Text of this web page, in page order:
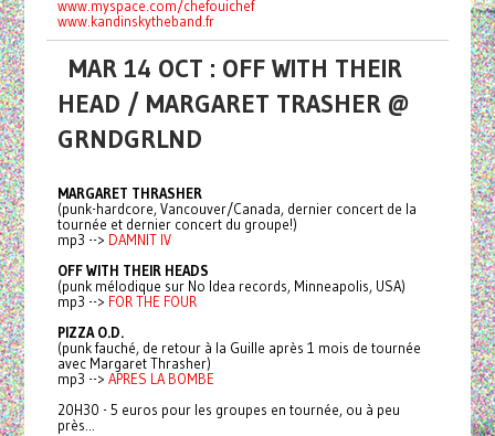
www.myspace.com/chefouichef
www.kandinskytheband.fr
MAR 14 OCT : OFF WITH THEIR
HEAD / MARGARET TRASHER @
GRNDGRLND
MARGARET THRASHER
(punk-hardcore, Vancouver/Canada, dernier concert de la
tournée et dernier concert du groupe!)
mp3 --> DAMNIT IV
OFF WITH THEIR HEADS
(punk mélodique sur No Idea records, Minneapolis, USA)
mp3 --> FOR THE FOUR
PIZZA O.D.
(punk fauché, de retour à la Guille après 1 mois de tournée
avec Margaret Thrasher)
mp3 --> APRES LA BOMBE
20H30 - 5 euros pour les groupes en tournée, ou à peu
près...